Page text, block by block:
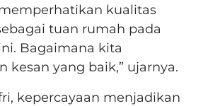
kualitas
tuan rumah pada
Bagaimana kita
kesan yang baik,” ujarnya.
kepercayaan menjadikan